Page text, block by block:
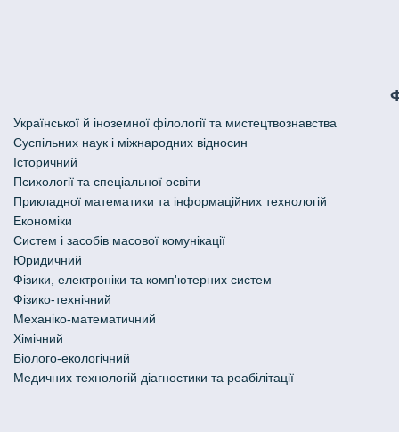
Української й іноземної філології та мистецтвознавства
Cуспільних наук і міжнародних відносин
Історичний
Психології та спеціальної освіти
Прикладної математики та інформаційних технологій
Економіки
Систем і засобів масової комунікації
Юридичний
Фізики, електроніки та комп'ютерних систем
Фізико-технічний
Механіко-математичний
Хімічний
Біолого-екологічний
Медичних технологій діагностики та реабілітації